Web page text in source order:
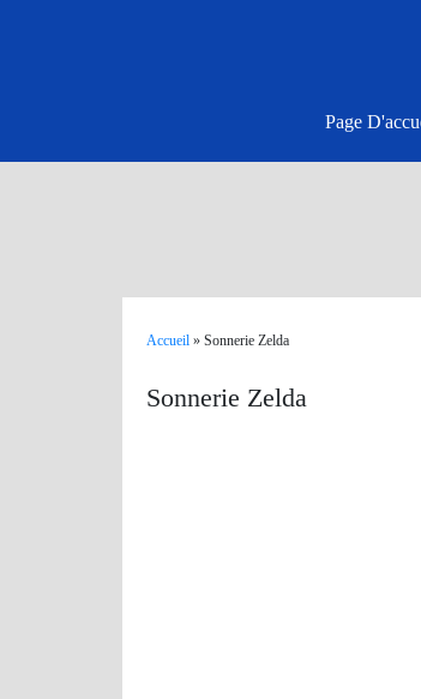
Page
Accueil » Sonnerie Zelda
Sonnerie Zelda